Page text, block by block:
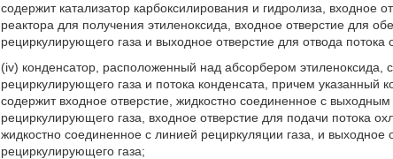
содержит катализатор карбоксилирования и гидролиза, входное
реактора для получения этиленоксида, входное отверстие для
рециркулирующего газа и выходное отверстие для отвода потока
(iv) конденсатор, расположенный над абсорбером этиленоксида,
рециркулирующего газа и потока конденсата, причем указанный
содержит входное отверстие, жидкостно соединенное с
рециркулирующего газа, входное отверстие для подачи потока
жидкостно соединенное с линией рециркуляции газа, и выходное
рециркулирующего газа;